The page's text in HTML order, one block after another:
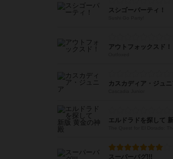
スシゴーパーティ！
アウトフォックスド！
カスカディア・ジュニ
エルドラドを探して
スーパーバグ!!!